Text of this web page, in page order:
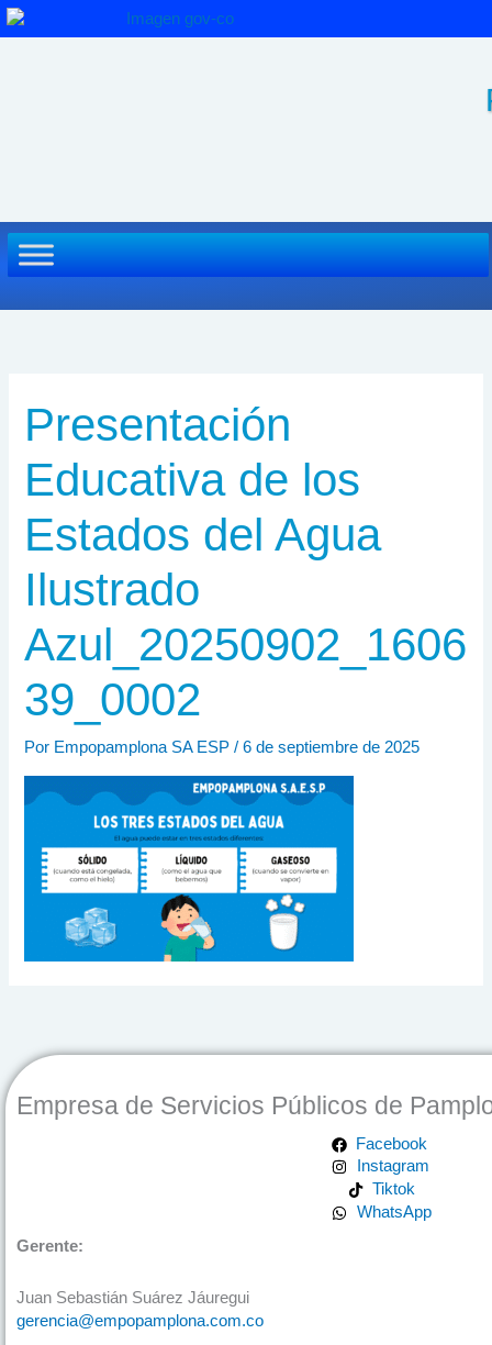
Ir
Presentación
Educativa de los
Estados del Agua
Ilustrado
Azul_20250902_1606
39_0002
Por Empopamplona SA ESP/6 de septiembre de 2025
Empresa de Servicios Públicos de
Facebook
Instagram
Tiktok
WhatsApp
Gerente:
Juan Sebastián Suárez Jáuregui
gerencia@empopamplona.com.co